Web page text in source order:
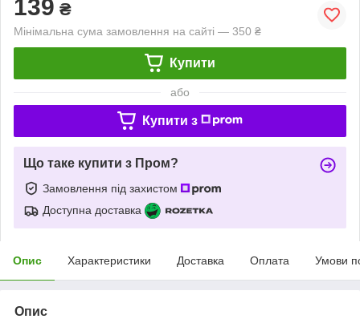
139 ₴
Мінімальна сума замовлення на сайті — 350 ₴
Купити
або
Купити з
Що таке купити з Пром?
Замовлення під захистом
Доступна доставка
Опис Характеристики Доставка Оплата Умови
Опис